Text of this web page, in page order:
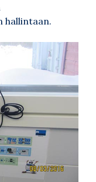
hallintaan.